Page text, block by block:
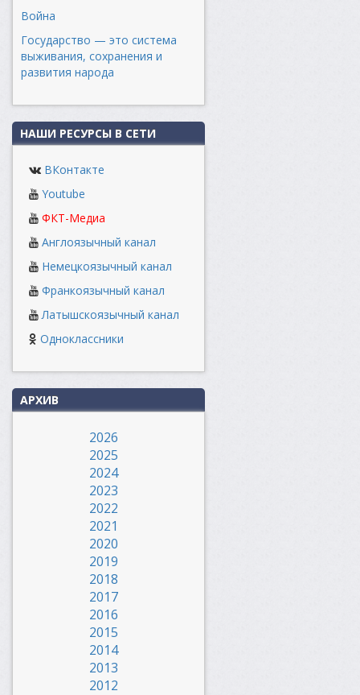
Война
Государство — это система
выживания, сохранения и
развития народа
НАШИ РЕСУРСЫ В СЕТИ
ВКонтакте
Youtube
ФКТ-Медиа
Англоязычный канал
Немецкоязычный канал
Франкоязычный канал
Латышскоязычный канал
Одноклассники
АРХИВ
2026
2025
2024
2023
2022
2021
2020
2019
2018
2017
2016
2015
2014
2013
2012